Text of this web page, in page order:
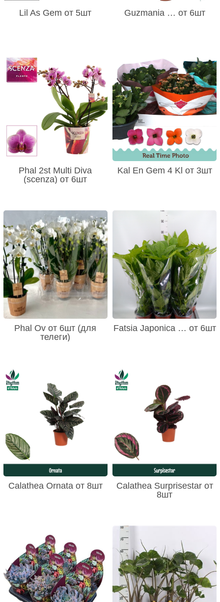
Lil As Gem от 5шт Guzmania … от 6шт
Phal 2st Multi Diva
(scenza) от 6шт
Kal En Gem 4 Kl от 3шт
Phal Ov от 6шт (для
телеги)
Fatsia Japonica … от 6шт
Calathea Ornata от 8шт
Calathea Surprisestar от
8шт